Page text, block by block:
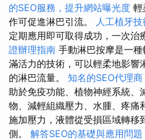
的SEO服務，提升網站曝光度 輕
作可促進淋巴引流。 人工植牙
定期應用即可取得成功，一次治
證辦理指南 手動淋巴按摩是一
滿活力的技術，可以輕柔地影響
的淋巴流量。 知名的SEO代理商
助於免疫功能、植物神經系統、
物、減輕組織壓力、水腫、疼痛
施加壓力，液體從受損區域轉移
側。 解答SEO的基礎與應用問題